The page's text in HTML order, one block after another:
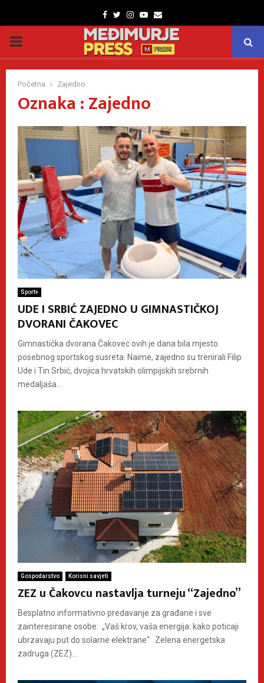
Facebook
TwitterInstagram
Youtube
Email
PRIMARY
MENU
Početna Zajedno
Oznaka : Zajedno
Sport+
UDE I SRBIĆ ZAJEDNO U GIMNASTIČKOJ
DVORANI ČAKOVEC
Gimnastička dvorana Čakovec ovih je dana bila mjesto
posebnog sportskog susreta. Naime, zajedno su trenirali Filip
Ude i Tin Srbić, dvojica hrvatskih olimpijskih srebrnih
medaljaša...
Gospodarstvo Korisni savjeti
ZEZ u Čakovcu nastavlja turneju “Zajedno”
Besplatno informativno predavanje za građane i sve
zainteresirane osobe: „Vaš krov, vaša energija: kako poticaji
ubrzavaju put do solarne elektrane“ Zelena energetska
zadruga (ZEZ)...